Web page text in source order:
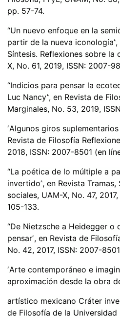
pp. 57-74.
“Un nuevo enfoque en la
partir de la nueva iconología”,
Síntesis. Reflexiones sobre la
X, No. 61, 2019, ISSN: 2007-
“Indicios para pensar la
Luc Nancy”, en Revista de
Marginales, No. 53, 2019,
“Algunos giros suplementarios
Revista de Filosofía
2018, ISSN: 2007-8501 (en
“La poética de lo múltiple a
invertido”, en Revista
sociales, UAM-X, No. 47,
105-133.
“De Nietzsche a Heidegger o
pensar”, en Revista de Filosof
No. 42, 2017, ISSN: 2007-
“Arte contemporáneo e
aproximación desde la obra
artístico mexicano Cráter
de Filosofía de la